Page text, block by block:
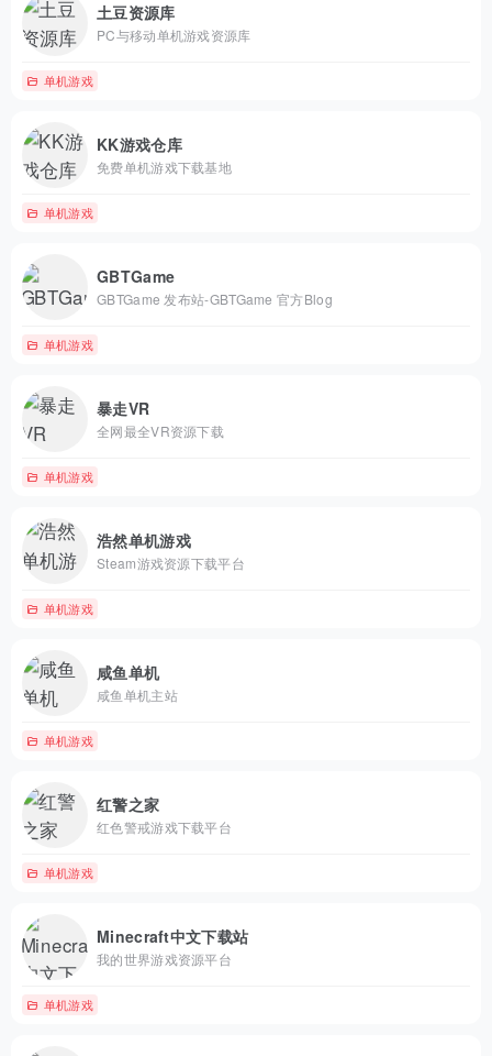
土豆资源库
PC与移动单机游戏资源库
单机游戏
KK游戏仓库
免费单机游戏下载基地
单机游戏
GBTGame
GBTGame 发布站-GBTGame 官方Blog
单机游戏
暴走VR
全网最全VR资源下载
单机游戏
浩然单机游戏
Steam游戏资源下载平台
单机游戏
咸鱼单机
咸鱼单机主站
单机游戏
红警之家
红色警戒游戏下载平台
单机游戏
Minecraft中文下载站
我的世界游戏资源平台
单机游戏